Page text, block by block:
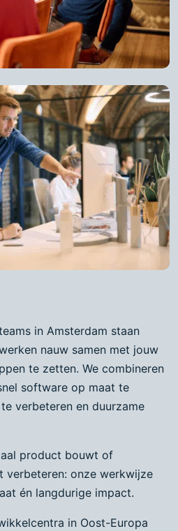
in Amsterdam staan
nauw samen met jouw
te zetten. We combineren
software op maat te
verbeteren en duurzame
product bouwt of
verbeteren: onze werkwijze
én langdurige impact.
in Oost-Europa